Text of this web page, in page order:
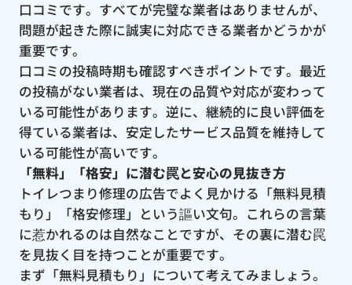
口コミです。すべてが完璧な業者はありませんが、
問題が起きた際に誠実に対応できる業者かどうかが
重要です。
口コミの投稿時期も確認すべきポイントです。最近
の投稿がない業者は、現在の品質や対応が変わって
いる可能性があります。逆に、継続的に良い評価を
得ている業者は、安定したサービス品質を維持して
いる可能性が高いです。
「無料」「格安」に潜む罠と安心の見抜き方
トイレつまり修理の広告でよく見かける「無料見積
もり」「格安修理」という謳い文句。これらの言葉
に惹かれるのは自然なことですが、その裏に潜む罠
を見抜く目を持つことが重要です。
まず「無料見積もり」について考えてみましょう。